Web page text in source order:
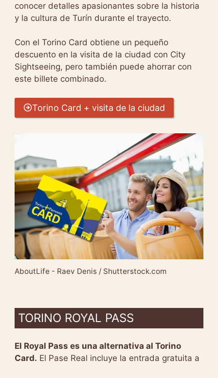
conocer detalles apasionantes sobre la historia
y la cultura de Turín durante el trayecto.
Con el Torino Card obtiene un pequeño
descuento en la visita de la ciudad con City
Sightseeing, pero también puede ahorrar con
este billete combinado.
Torino Card + visita de la ciudad
AboutLife - Raev Denis / Shutterstock.com
TORINO ROYAL PASS
El Royal Pass es una alternativa al Torino
Card. El Pase Real incluye la entrada gratuita a